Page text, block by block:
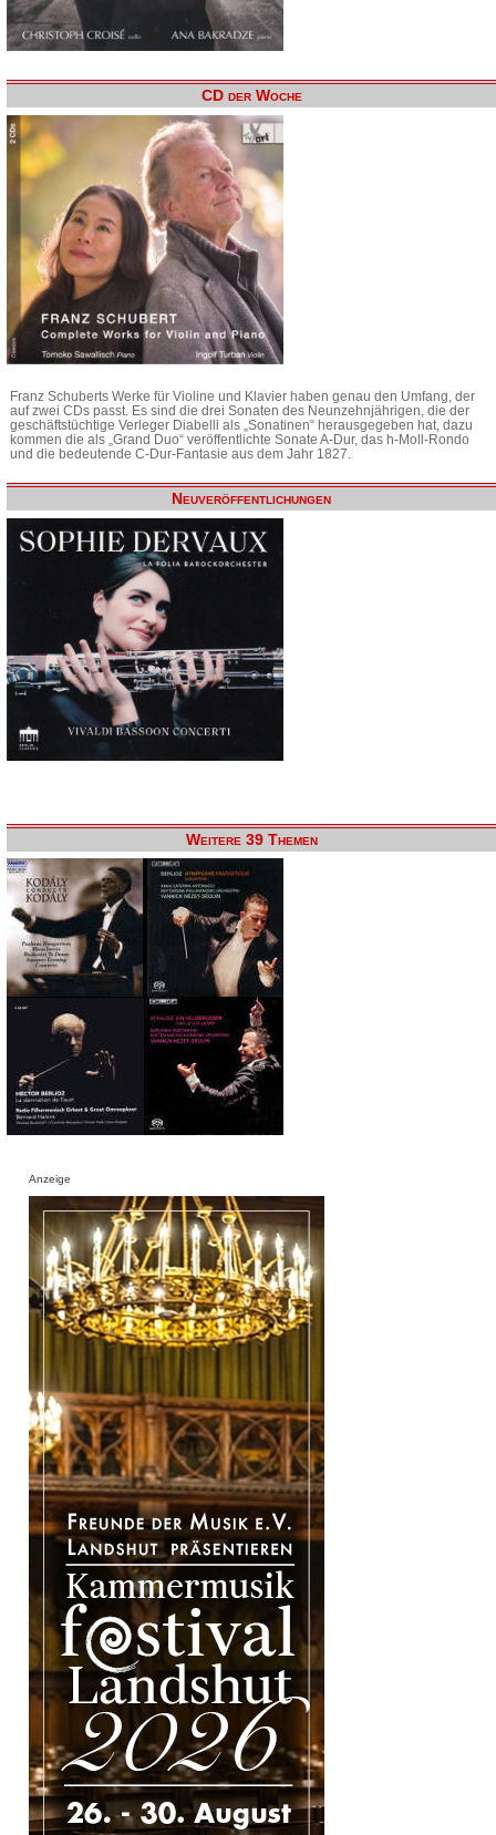
CD der Woche
Franz Schuberts Werke für Violine und Klavier haben genau den Umfang, der
auf zwei CDs passt. Es sind die drei Sonaten des Neunzehnjährigen, die der
geschäftstüchtige Verleger Diabelli als „Sonatinen“ herausgegeben hat, dazu
kommen die als „Grand Duo“ veröffentlichte Sonate A-Dur, das h-Moll-Rondo
und die bedeutende C-Dur-Fantasie aus dem Jahr 1827.
Neuveröffentlichungen
Weitere 39 Themen
Anzeige